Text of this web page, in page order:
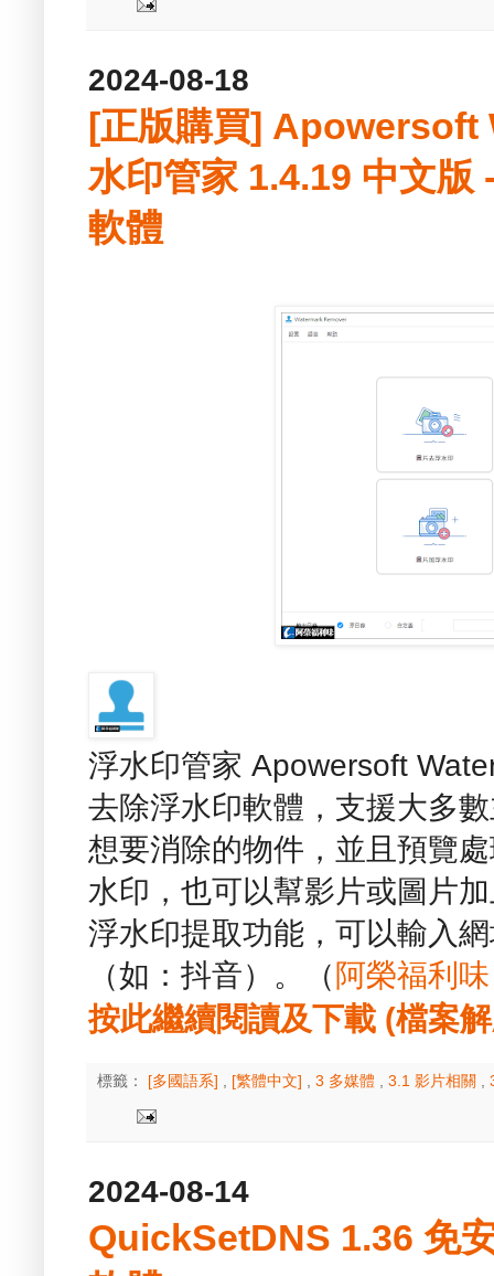
2024-08-18
[正版購買] Apowersoft
水印管家 1.4.19 中文版
軟體
浮水印管家 Apowersoft
去除浮水印軟體，支援大多
想要消除的物件，並且預覽
水印，也可以幫影片或圖片
浮水印提取功能，可以輸入
（如：抖音）。（ 阿榮福利味
按此繼續閱讀及下載 (檔案
標籤： [多國語系] [繁體中文] 3 多媒體 3.1 影片相關
2024-08-14
QuickSetDNS 1.36 免